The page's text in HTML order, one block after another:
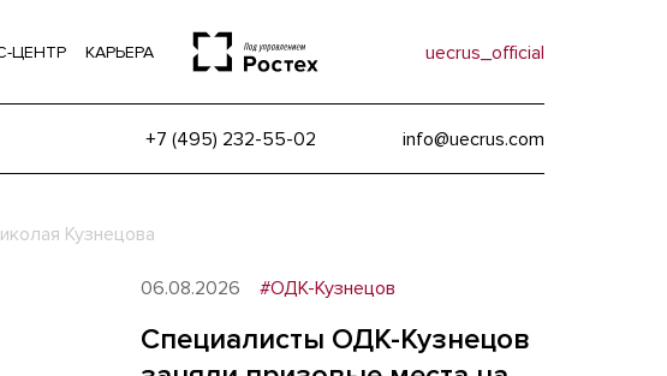
ЦЕНТР КАРЬЕРА uecrus_official
+7 (495) 232-55-02 info@uecrus.com
Кузнецова
06.08.2026 #ОДК-Кузнецов
Специалисты ОДК-Кузнецов